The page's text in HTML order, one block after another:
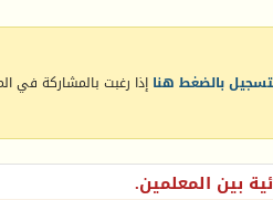
بالضغط هنا إذا رغبت بالمشاركة في
بين المعلمين.